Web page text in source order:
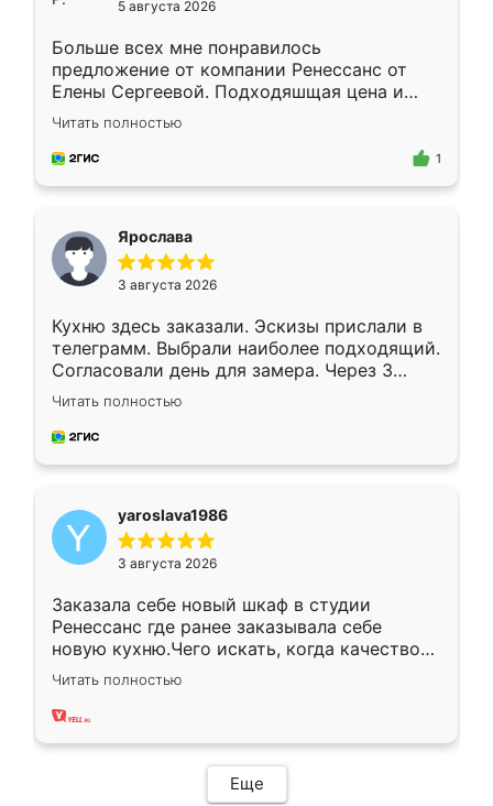
5 августа 2026
Больше всех мне понравилось
предложение от компании Ренессанс от
Елены Сергеевой. Подходяшщая цена и
короткие сроки изготовления. Приехавший
для замера сотрудник Владислав
предложил по моему эскизу самый
Читать полностью
1
Ярослава
3 августа 2026
Кухню здесь заказали. Эскизы прислали в
телеграмм. Выбрали наиболее подходящий.
Согласовали день для замера. Через 3
недели кухня была уже готова. Остались
довольны работой. Спасибо Ренессанс
мебель за качественную работу!
Читать полностью
yaroslava1986
3 августа 2026
Заказала себе новый шкаф в студии
Ренессанс где ранее заказывала себе
новую кухню.Чего искать, когда качеством
вполне довольна. Служит кухня уже почти
два года, нареканий нет.
Читать полностью
Еще